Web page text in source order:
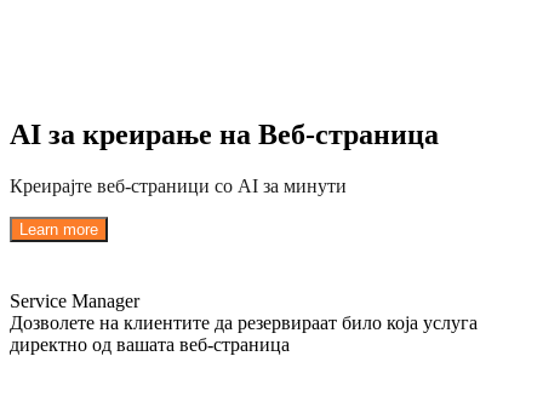
AI за креирање на Веб-страница
Креирајте веб-страници со AI за минути
Learn more
Service Manager
Дозволете на клиентите да резервираат било која услуга
директно од вашата веб-страница